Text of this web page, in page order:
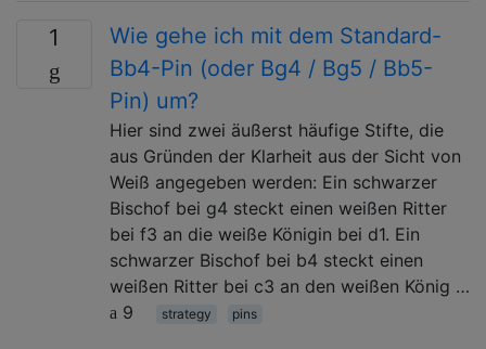
1
Wie gehe ich mit dem Standard-
Bb4-Pin (oder Bg4 / Bg5 / Bb5-
Pin) um?
Hier sind zwei äußerst häufige Stifte, die
aus Gründen der Klarheit aus der Sicht von
Weiß angegeben werden: Ein schwarzer
Bischof bei g4 steckt einen weißen Ritter
bei f3 an die weiße Königin bei d1. Ein
schwarzer Bischof bei b4 steckt einen
weißen Ritter bei c3 an den weißen König …
9
strategy pins